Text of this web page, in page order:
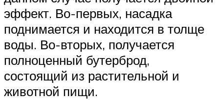
эффект. Во-первых, насадка
поднимается и находится в толще
воды. Во-вторых, получается
полноценный бутерброд,
состоящий из растительной и
животной пищи.